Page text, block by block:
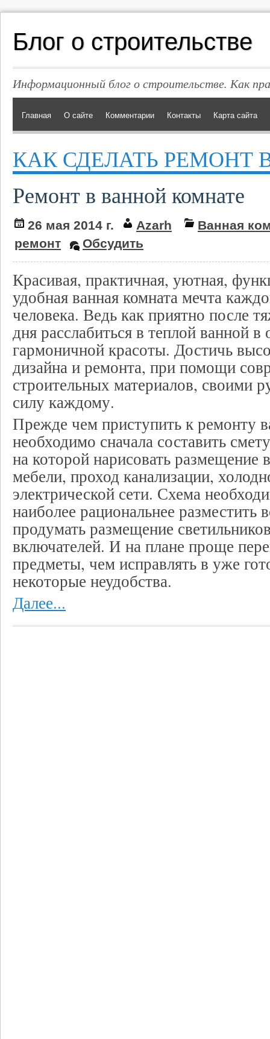
Блог о строительстве
Информационный блог о строительстве. Как
Главная О сайте Комментарии Контакты Карта сайта
КАК СДЕЛАТЬ РЕМОНТ
Ремонт в ванной комнате
26 мая 2014 г. Azarh
Ванная
ремонт
Обсудить
Красивая, практичная, уютная,
удобная ванная комната мечта
человека. Ведь как приятно после
дня расслабиться в теплой ванной
гармоничной красоты. Достичь
дизайна и ремонта, при помощи
строительных материалов, своими
силу каждому.
Прежде чем приступить к ремонту
необходимо сначала составить
на которой нарисовать размещение
мебели, проход канализации,
электрической сети. Схема
наиболее рациональнее разместить
продумать размещение
включателей. И на плане проще
предметы, чем исправлять в уже
некоторые неудобства.
Далее...